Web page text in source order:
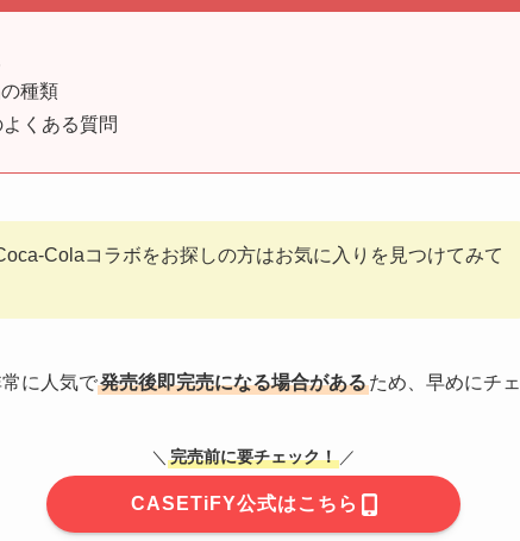
種類
くある質問
Colaコラボをお探しの方はお気に入りを見つけてみて
に人気で発売後即完売になる場合があるため、早めにチ
＼ 完売前に要チェック！ ／
CASETiFY公式はこちら